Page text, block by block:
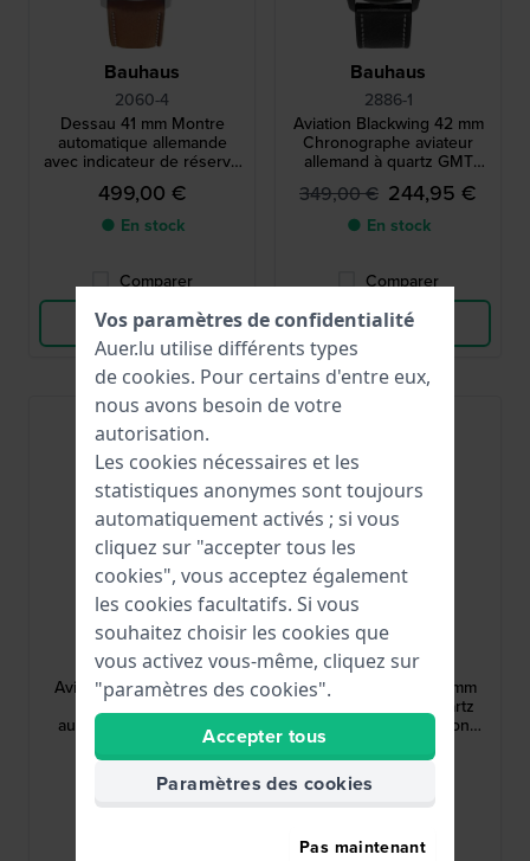
Bauhaus
2060-4
Dessau 41 mm Montre
automatique allemande
avec indicateur de réserve
de marche et cadran 24h
499,00 €
● En stock
Comparer
Voir les produits
Bauhaus
2886-1
Aviation Blackwing 42 mm
Chronographe aviateur
allemand à quartz GMT
avec mouvement suisse
349,00 € 244,95 €
● En stock
Comparer
Voir les produits
Bauhaus
2790-5
Aviation Tornado 42 mm
Montre d'aviator
automatique allemande
avec cadran 24 heures et
indicateur de réserve de
marche
499,00 €
● En stock
Bauhaus
2772-3
Aviation Tornado 42 mm
Chronographe à quartz
aviateur de fabrication
allemande avec date
299,00 €
● En stock
Comparer
Vos paramètres de confidentialité
Auer.lu utilise différents types
de cookies. Pour certains d'entre eux,
nous avons besoin de votre
autorisation.
Les cookies nécessaires et les
statistiques anonymes sont toujours
automatiquement activés ; si vous
cliquez sur "accepter tous les
cookies", vous acceptez également
les cookies facultatifs. Si vous
souhaitez choisir les cookies que
vous activez vous-même, cliquez sur
"paramètres des cookies".
Accepter tous
Paramètres des cookies
Pas maintenant